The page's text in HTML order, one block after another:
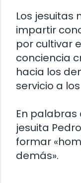
Los jesuitas
impartir
por cultivar
conciencia
hacia los
servicio a
En
jesuita
formar
demás».